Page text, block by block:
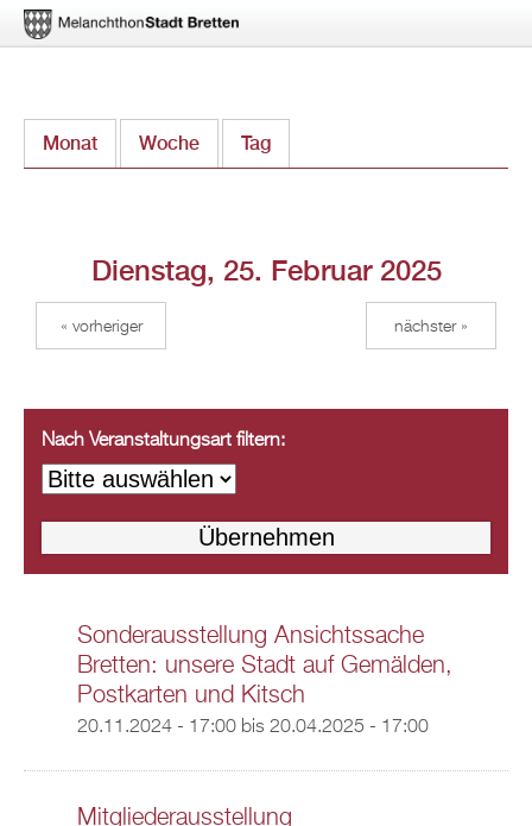
zum
Monat Woche Tag
Dienstag, 25. Februar 2025
« vorheriger nächster »
Nach Veranstaltungsart filtern:
Sonderausstellung Ansichtssache
Bretten: unsere Stadt auf Gemälden,
Postkarten und Kitsch
20.11.2024 - 17:00bis 20.04.2025 - 17:00
Mitgliederausstellung